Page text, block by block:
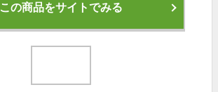
この商品をサイトでみる